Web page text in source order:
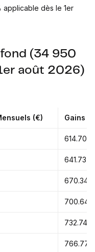
applicable dès le 1er
(34 950
août 2026)
(€) Gains
614.70
641.73
670.34
700.64
732.74
766.77